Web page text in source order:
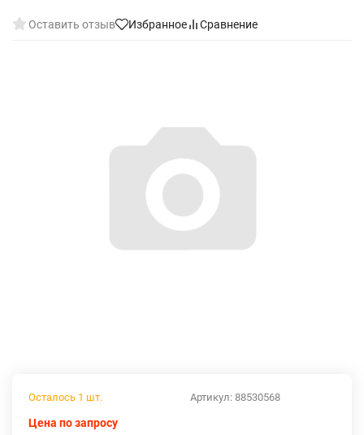
Оставить отзыв Избранное Сравнение
Артикул: 88530568
Осталось 1 шт.
Цена по запросу